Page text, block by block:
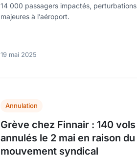
14 000 passagers impactés, perturbations
majeures à l’aéroport.
19 mai 2025
Annulation
Grève chez Finnair : 140 vols
annulés le 2 mai en raison du
mouvement syndical